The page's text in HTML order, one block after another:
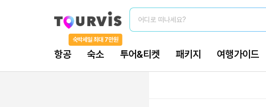
어디로 떠나세요?
항공 숙소
숙박세일 최대 7만원
투어&티켓 패키지 여행가이드